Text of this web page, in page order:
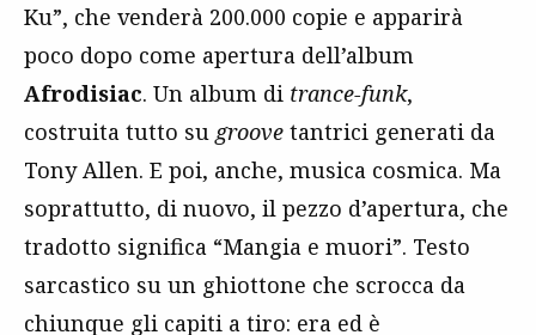
Ku”, che venderà 200.000 copie e apparirà
poco dopo come apertura dell’album
Afrodisiac. Un album di trance-funk,
costruita tutto su groove tantrici generati da
Tony Allen. E poi, anche, musica cosmica. Ma
soprattutto, di nuovo, il pezzo d’apertura, che
tradotto significa “Mangia e muori”. Testo
sarcastico su un ghiottone che scrocca da
chiunque gli capiti a tiro: era ed è